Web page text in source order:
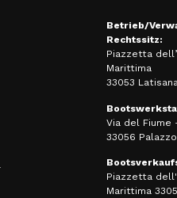
Betrieb/
Rechtssitz:
Piazzetta
Marittima
33053
Via del Fiume
33056
Piazzetta
Marittima